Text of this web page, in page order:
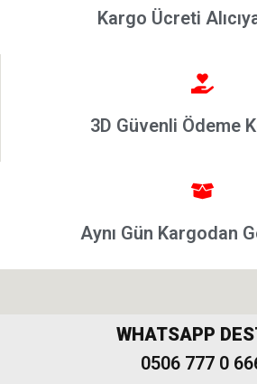
Grande
Kargo Ücreti
3D Güvenli Ödeme
Aynı Gün Kargodan
WHATSAPP
0506 777 0